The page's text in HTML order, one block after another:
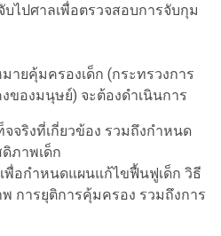
บไปศาลเพื่อตรวจสอบการจับกุม
ยคุ้มครองเด็ก (กระทรวงการ
องมนุษย์) จะต้องดำเนินการ
จริงที่เกี่ยวข้อง รวมถึงกำหนด
ภาพเด็ก
พื่อกำหนดแผนแก้ไขฟื้นฟูเด็ก วิธี
การยุติการคุ้มครอง รวมถึงการ